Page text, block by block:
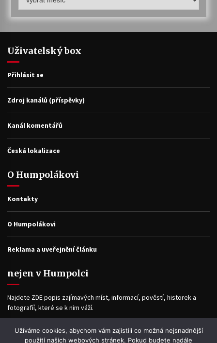
archiv
Uživatelský box
Přihlásit se
Zdroj kanálů (příspěvky)
Kanál komentářů
Česká lokalizace
O Humpolákovi
Kontakty
O Humpolákovi
Reklama a uveřejnění článku
nejen v Humpolci
Najdete ZDE popis zajímavých míst, informací, pověstí, historek a
fotografíí, které se k nim váží.
Užíváme cookies, abychom vám zajistili co možná nejsnadnější
použití našich webových stránek. Pokud budete nadále